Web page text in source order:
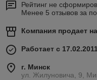
Рейтинг не
Менее 5 отзывов за
Компания продает на
Работает с
г. Минск
ул. Жилуновича, 9,